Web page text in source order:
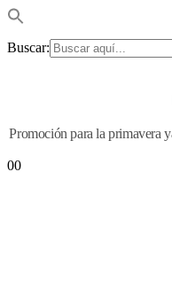
Buscar:
Promoción para la primavera
00